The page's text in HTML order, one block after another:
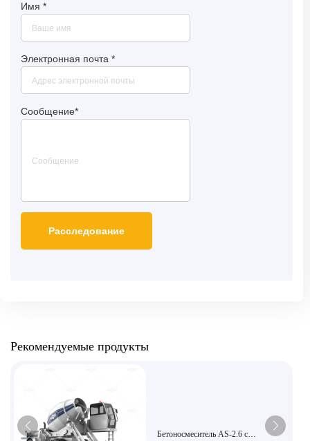
Имя *
Электронная почта *
Сообщение*
Рекомендуемые продукты
Бетоносмеситель AS-2.6 с